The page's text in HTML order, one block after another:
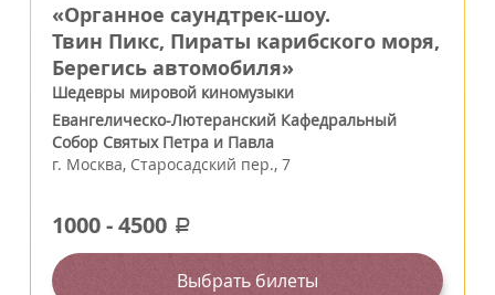
«Органное саундтрек-шоу.
Твин Пикс, Пираты карибского моря,
Берегись автомобиля»
Шедевры мировой киномузыки
Евангелическо-Лютеранский Кафедральный
Собор Святых Петра и Павла
г. Москва, Старосадский пер., 7
1000-4500 a
Выбрать билеты